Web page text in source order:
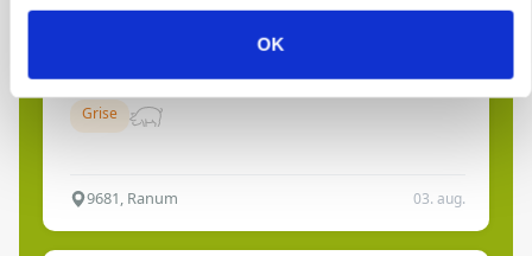
OK
Medarbejdere til griseproduktion
Grise
9681, Ranum 03. aug.